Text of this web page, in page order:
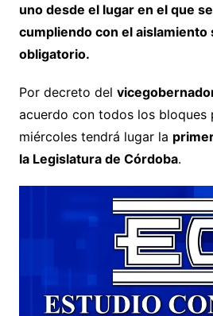
uno desde el lugar en el que
cumpliendo con el aislamiento
obligatorio.
Por decreto del
acuerdo con todos los bloques
miércoles tendrá lugar la
la Legislatura de Córdoba.